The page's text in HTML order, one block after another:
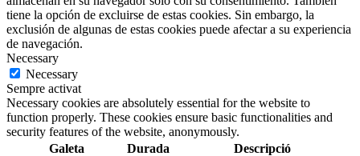
tiene la opción de excluirse de estas cookies. Sin embargo, la
exclusión de algunas de estas cookies puede afectar a su experiencia
de navegación.
Necessary
Necessary
Sempre activat
Necessary cookies are absolutely essential for the website to
function properly. These cookies ensure basic functionalities and
security features of the website, anonymously.
Galeta
Durada Descripció